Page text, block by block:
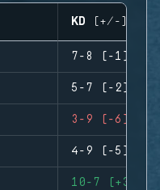
KD (+/-)
7-8 (-1)
5-7 (-2)
3-9 (-6)
4-9 (-5)
10-7 (+3)